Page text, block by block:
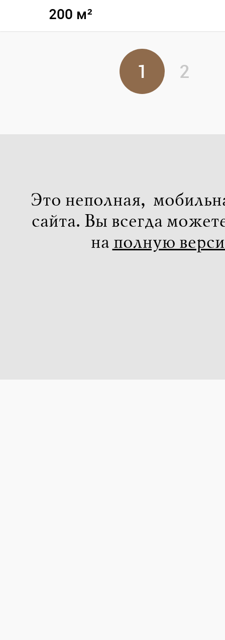
200 м²
1 2
Это неполная,
сайта. Вы всегда
на полную